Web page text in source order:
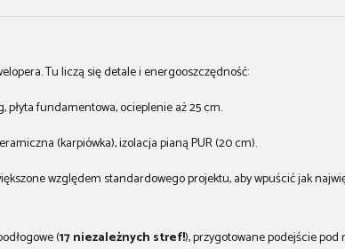
Tu liczą się detale i energooszczędność:
płyta fundamentowa, ocieplenie aż 25 cm.
(karpiówka), izolacja pianą PUR (20 cm).
względem standardowego projektu, aby wpuścić jak
(17 niezależnych stref!), przygotowane podejście